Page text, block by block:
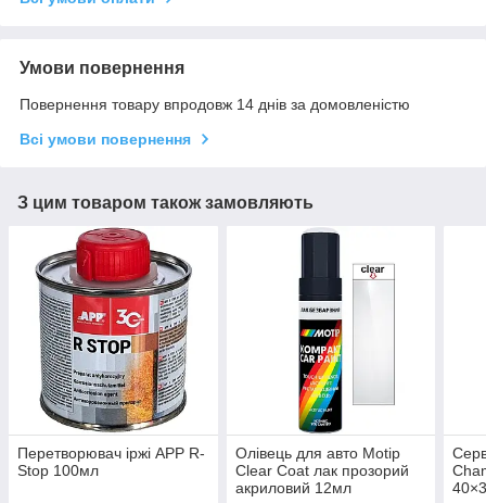
Умови повернення
Повернення товару впродовж 14 днів за домовленістю
Всі умови повернення
З цим товаром також замовляють
Перетворювач іржі APP R-
Stop 100мл
Олівець для авто Motip
Clear Coat лак прозорий
акриловий 12мл